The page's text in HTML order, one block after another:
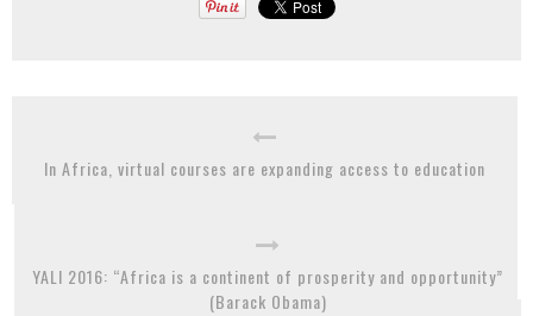
In Africa, virtual courses are expanding access to education
YALI 2016: “Africa is a continent of prosperity and opportunity”
(Barack Obama)